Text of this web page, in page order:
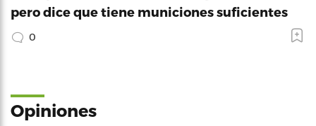
pero dice que tiene municiones suficientes
0
Opiniones